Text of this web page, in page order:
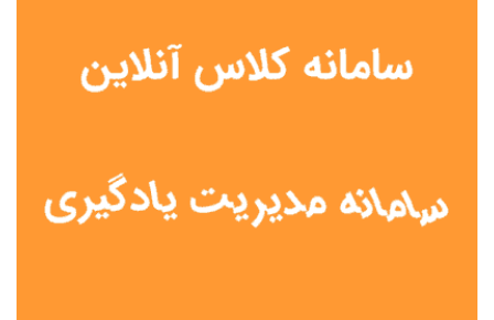
نمونه دولتی
هیات امنایی